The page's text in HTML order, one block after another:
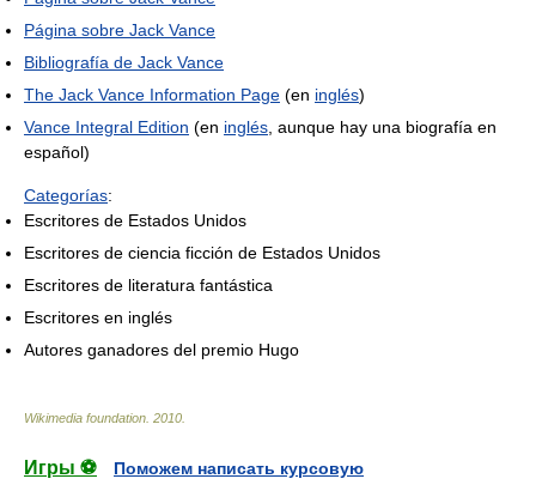
Página sobre Jack Vance
Bibliografía de Jack Vance
The Jack Vance Information Page (en inglés)
Vance Integral Edition (en inglés , aunque hay una biografía en
español)
Categorías:
Escritores de Estados Unidos
Escritores de ciencia ficción de Estados Unidos
Escritores de literatura fantástica
Escritores en inglés
Autores ganadores del premio Hugo
Wikimedia foundation 2010
Игры ⚽
Поможем написать курсовую